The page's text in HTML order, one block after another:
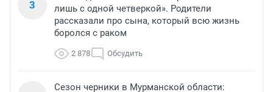
3
лишь с одной четверкой». Родители
рассказали про сына, который всю жизнь
боролся с раком
2 878 Обсудить
Сезон черники в Мурманской области: